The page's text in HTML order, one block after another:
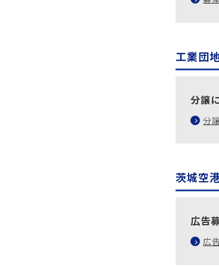
工業団
分譲
分
茨城空
広告
広